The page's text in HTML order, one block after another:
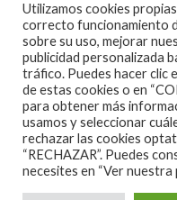
2007
Utilizamos cookies
correcto funcionamiento
sobre su uso, mejorar
publicidad personalizada
tráfico. Puedes hacer clic
de estas cookies o en
para obtener más
usamos y seleccionar
rechazar las cookies
“RECHAZAR”. Puedes
necesites en “Ver nuestra